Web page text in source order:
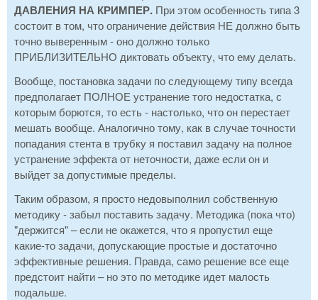
ДАВЛЕНИЯ НА КРИМПЕР. При этом особенность типа 3
состоит в том, что ограничение действия НЕ должно быть
точно выверенным - оно должно только
ПРИБЛИЗИТЕЛЬНО диктовать объекту, что ему делать.
Вообще, постановка задачи по следующему типу всегда
предполагает ПОЛНОЕ устранение того недостатка, с
которым борются, то есть - настолько, что он перестает
мешать вообще. Аналогично тому, как в случае точности
попадания стента в трубку я поставил задачу на полное
устранение эффекта от неточности, даже если он и
выйдет за допустимые пределы.
Таким образом, я просто недовыполнил собственную
методику - забыл поставить задачу. Методика (пока что)
"держится" – если не окажется, что я пропустил еще
какие-то задачи, допускающие простые и достаточно
эффективные решения. Правда, само решение все еще
предстоит найти – но это по методике идет малость
подальше.